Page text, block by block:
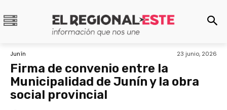
Junín 23 junio, 2026
Firma de convenio entre la
Municipalidad de Junín y la obra
social provincial